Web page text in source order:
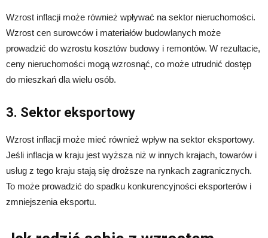
Wzrost inflacji może również wpływać na sektor nieruchomości.
Wzrost cen surowców i materiałów budowlanych może
prowadzić do wzrostu kosztów budowy i remontów. W rezultacie,
ceny nieruchomości mogą wzrosnąć, co może utrudnić dostęp
do mieszkań dla wielu osób.
3. Sektor eksportowy
Wzrost inflacji może mieć również wpływ na sektor eksportowy.
Jeśli inflacja w kraju jest wyższa niż w innych krajach, towarów i
usług z tego kraju stają się droższe na rynkach zagranicznych.
To może prowadzić do spadku konkurencyjności eksporterów i
zmniejszenia eksportu.